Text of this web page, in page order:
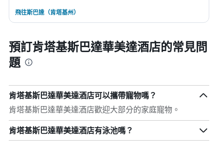
飛往斯巴達（肯塔基州）
預訂肯塔基斯巴達華美達酒店的常見問
題
肯塔基斯巴達華美達酒店可以攜帶寵物嗎？
肯塔基斯巴達華美達酒店歡迎大部分的家庭寵物。
肯塔基斯巴達華美達酒店有泳池嗎？